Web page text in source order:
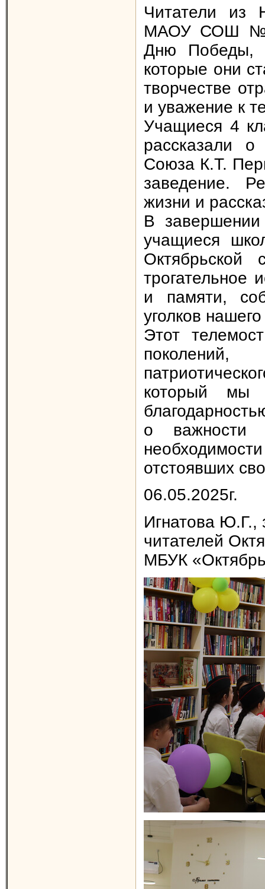
Читатели из
МАОУ СОШ №
Дню Победы,
которые они
творчестве
и уважение к
Учащиеся 4
рассказали
Союза К.Т.
заведение.
жизни и
В
учащиеся
трогательное
и памяти,
уголков
Этот
который мы
о важности
отстоявших
06.05.2025г.
Игнатова Ю.Г.,
читателей
МБУК